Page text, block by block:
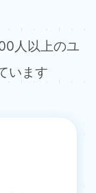
人以上のユ
います